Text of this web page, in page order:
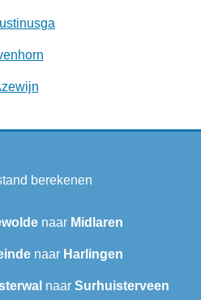
berekenen
naar Midlaren
naar Harlingen
naar Surhuisterveen